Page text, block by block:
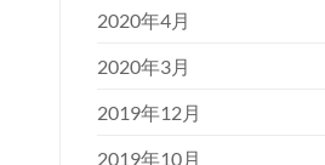
2020年4月
2020年3月
2019年12月
2019年10月